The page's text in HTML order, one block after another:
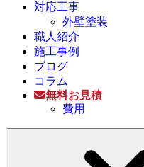
対応工事
外壁塗装
職人紹介
施工事例
ブログ
コラム
無料お見積
費用